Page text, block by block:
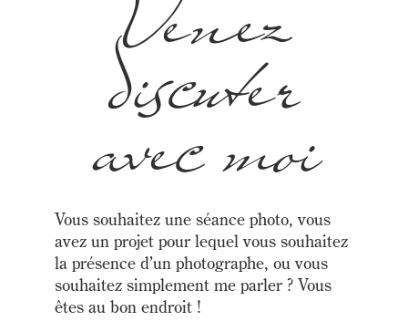
Venez
discuter
avec moi
Vous souhaitez une séance photo, vous
avez un projet pour lequel vous souhaitez
la présence d’un photographe, ou vous
souhaitez simplement me parler ? Vous
êtes au bon endroit !